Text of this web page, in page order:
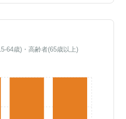
64歳)・高齢者(65歳以上)